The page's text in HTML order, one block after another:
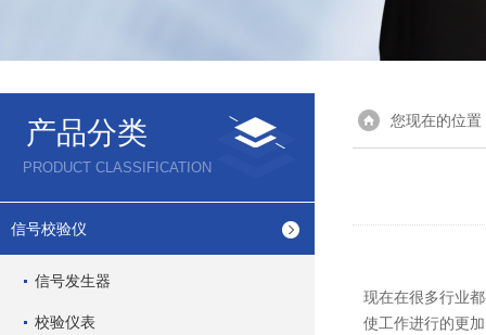
产品分类
PRODUCT CLASSIFICATION
信号校验仪
信号发生器
校验仪表
您现在的位置
现在在很多行业
使工作进行的更